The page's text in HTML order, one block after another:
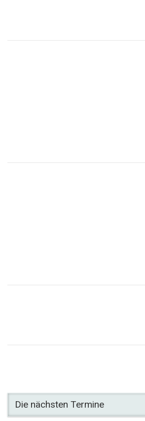
Die nächsten Termine